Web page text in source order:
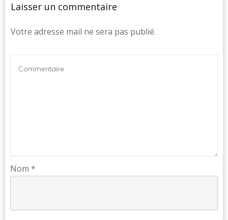
Laisser un commentaire
Votre adresse mail ne sera pas publié.
Nom *